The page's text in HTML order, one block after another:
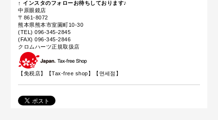
↑ インスタのフォローお待ちしております♪
中原眼鏡店
〒861-8072
熊本県熊本市室園町10-30
(TEL) 096-345-2845
(FAX) 096-345-2846
クロムハーツ正規取扱店
【免税店】【Tax-free shop 】【면세점】